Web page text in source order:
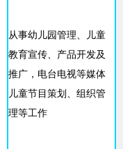
从事幼儿园管理、儿童
教育宣传、产品开发及
推广，电台电视等媒体
儿童节目策划、组织管
理等工作